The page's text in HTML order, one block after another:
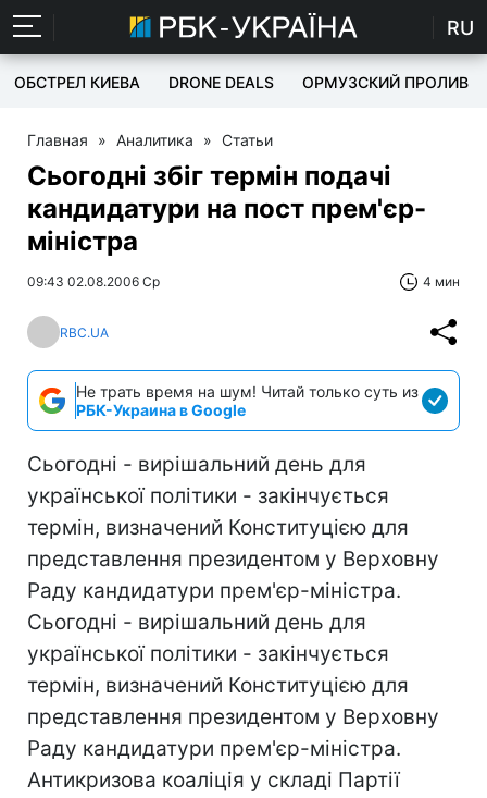
RU
ОБСТРЕЛ КИЕВА DRONE DEALS ОРМУЗСКИЙ ПРОЛИВ
Главная » Аналитика » Статьи
Сьогодні збіг термін подачі
кандидатури на пост прем'єр-
міністра
09:43 02.08.2006 Ср 4 мин
RBC.UA
Не трать время на шум! Читай только суть из
РБК-Украина в Google
Сьогодні - вирішальний день для
української політики - закінчується
термін, визначений Конституцією для
представлення президентом у Верховну
Раду кандидатури прем'єр-міністра.
Сьогодні - вирішальний день для
української політики - закінчується
термін, визначений Конституцією для
представлення президентом у Верховну
Раду кандидатури прем'єр-міністра.
Антикризова коаліція у складі Партії